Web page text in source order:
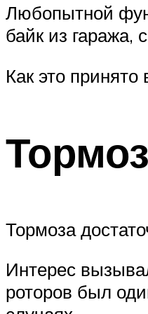
Любопытной
байк из гаража,
Как это
Тормоза
Интерес
роторов был